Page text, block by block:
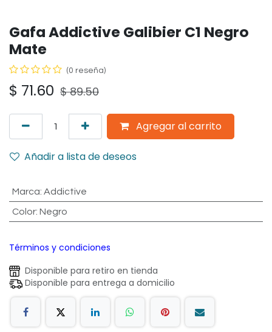
Gafa Addictive Galibier C1 Negro
Mate
(0 reseña)
$ 71.60 $89.50
Agregar al carrito
Añadir a lista de deseos
Marca: Addictive
Color: Negro
Términos y condiciones
Disponible para retiro en tienda
Disponible para entrega a domicilio